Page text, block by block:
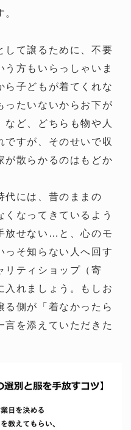
して譲るために、不要
う方もいらっしゃいま
ら子どもが着てくれな
ったいないからお下が
など、どちらも物や人
ですが、そのせいで収
が散らかるのはもどか
代には、昔のままの
くなってきているよう
放せない…と、心のモ
っそ知らない人へ回す
リティショップ（寄
入れましょう。もしお
る側が「着なかったら
言を添えていただきた